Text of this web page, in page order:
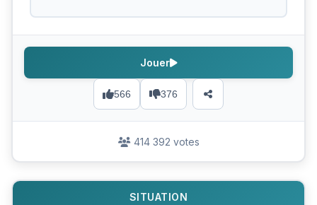
566 376
Jouer
414 392 votes
SITUATION